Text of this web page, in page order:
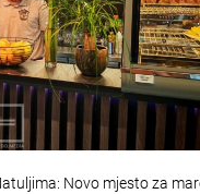
Novo mjesto za